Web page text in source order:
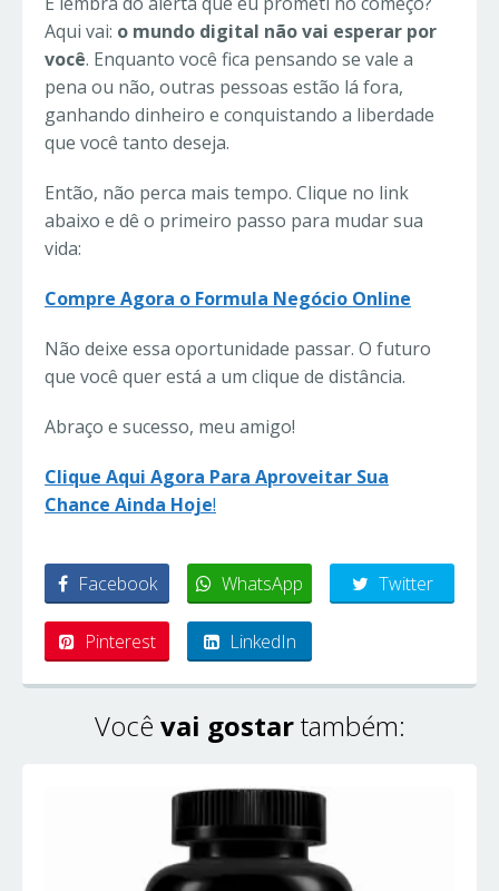
Aqui vai: o mundo digital não vai esperar por
você. Enquanto você fica pensando se vale a
pena ou não, outras pessoas estão lá fora,
ganhando dinheiro e conquistando a liberdade
que você tanto deseja.
Então, não perca mais tempo. Clique no link
abaixo e dê o primeiro passo para mudar sua
vida:
Compre Agora o Formula Negócio Online
Não deixe essa oportunidade passar. O futuro
que você quer está a um clique de distância.
Abraço e sucesso, meu amigo!
Clique Aqui Agora Para Aproveitar Sua
Chance Ainda Hoje!
Facebook WhatsApp Twitter
Pinterest LinkedIn
Você vai gostartambém: